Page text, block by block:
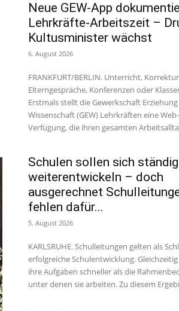
Neue GEW-App
Lehrkräfte-Arbeitszeit –
Kultusminister wächst
6. August 2026
FRANKFURT/BERLIN. Unterricht,
Elterngespräche, Konferenzen oder
Erstmals stellt die Gewerkschaft
Wissenschaft (GEW) Lehrkräften eine
Verfügung, die ihren gesamten
Schulen sollen sich ständig
weiterentwickeln – doch
ausgerechnet
fehlen dafür...
5. August 2026
KARLSRUHE. Schulleitungen gelten als
erfolgreiche Schulentwicklung.
ihre Aufgaben schneller als die
unter denen sie arbeiten. Zu diesem